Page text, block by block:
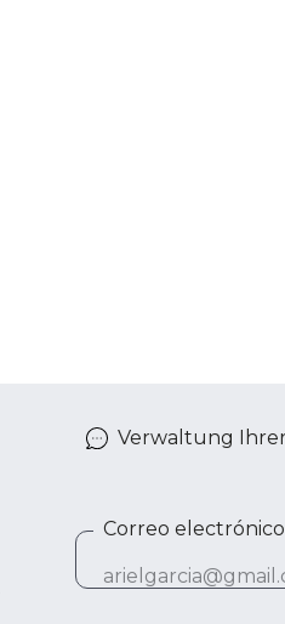
Verwaltung
Correo electrónico